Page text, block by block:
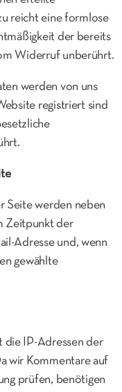
reicht eine formlose
der bereits
Widerruf unberührt.
werden von uns
registriert sind
Seite werden neben
Zeitpunkt der
Adresse und, wenn
gewählte
die IP-Adressen der
wir Kommentare auf
prüfen, benötigen